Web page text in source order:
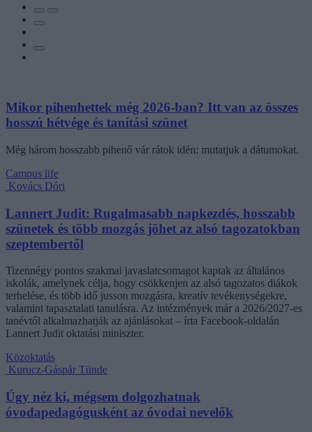
Mikor pihenhettek még 2026-ban? Itt van az összes
hosszú hétvége és tanítási szünet
Még három hosszabb pihenő vár rátok idén: mutatjuk a dátumokat.
Campus life
Kovács Dóri
Lannert Judit: Rugalmasabb napkezdés, hosszabb
szünetek és több mozgás jöhet az alsó tagozatokban
szeptembertől
Tizennégy pontos szakmai javaslatcsomagot kaptak az általános
iskolák, amelynek célja, hogy csökkenjen az alsó tagozatos diákok
terhelése, és több idő jusson mozgásra, kreatív tevékenységekre,
valamint tapasztalati tanulásra. Az intézmények már a 2026/2027-es
tanévtől alkalmazhatják az ajánlásokat – írta Facebook-oldalán
Lannert Judit oktatási miniszter.
Közoktatás
Kurucz-Gáspár Tünde
Úgy néz ki, mégsem dolgozhatnak
óvodapedagógusként az óvodai nevelők